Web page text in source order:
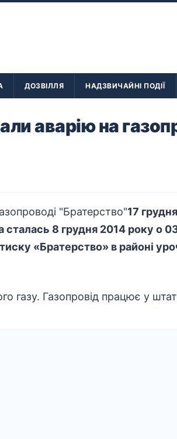
ДОЗВІЛЛЯ НАДЗВИЧАЙНІ ПОДІЇ
аварію на
17
сталась 8 грудня 2014 року о
«Братерство» в районі
газу. Газопровід працює у